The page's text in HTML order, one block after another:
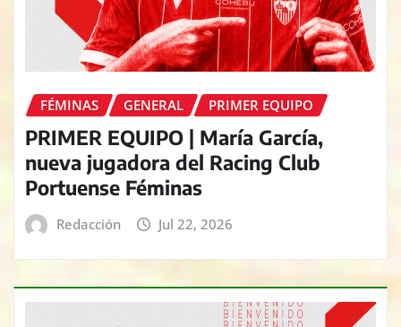
FÉMINAS GENERAL PRIMER EQUIPO
PRIMER EQUIPO | María García,
nueva jugadora del Racing Club
Portuense Féminas
Redacción Jul 22, 2026